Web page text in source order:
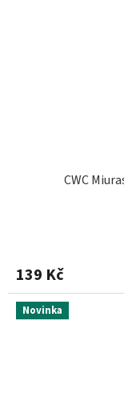
CWC
139 Kč
Novinka